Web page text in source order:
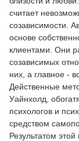
считает
созависимости.
основе
клиентами. Они
созависимых
них, а главное -
Действенные
Уайнхолд,
психологов и
средством
Результатом